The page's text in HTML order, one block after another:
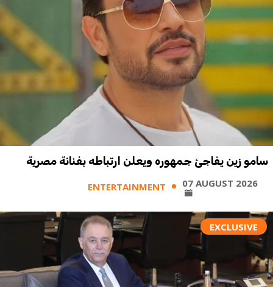
سامو زين يفاجئ جمهوره ويعلن ارتباطه بفنانة مصرية
ENTERTAINMENT 07 AUGUST 2026
EXCLUSIVE